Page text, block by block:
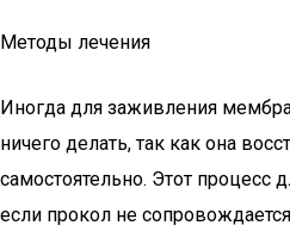
Методы лечения
Иногда для заживления
ничего делать, так как она
самостоятельно. Этот процесс
если прокол не